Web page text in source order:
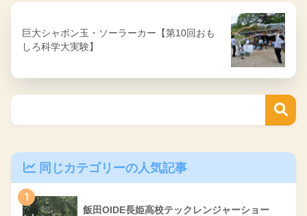
巨大シャボン玉・ソーラーカー【第10回おも
しろ科学大実験】
同じカテゴリーの人気記事
1
飯田OIDE長姫高校テックレンジャーショー